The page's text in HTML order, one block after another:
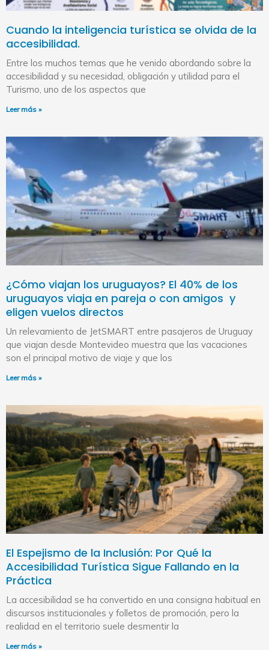
Cuando la inteligencia turística se olvida de la
accesibilidad.
Entre los muchos temas que he venido abordando sobre la
accesibilidad y su necesidad, obligación y utilidad para el
Turismo, uno de los aspectos que
Leer más »
¿Cómo viajan los uruguayos? El 40% de los
uruguayos viaja en pareja o con amigos y
eligen vuelos directos
Un relevamiento de JetSMART entre pasajeros de Uruguay
que viajan desde Montevideo muestra que las vacaciones
son el principal motivo de viaje y que los
Leer más »
El Espejismo de la Inclusión: Por Qué la
Accesibilidad Turística Sigue Fallando en la
Práctica
La accesibilidad se ha convertido en una consigna habitual en
discursos institucionales y folletos de promoción, pero la
realidad en el territorio suele desmentir la
Leer más »